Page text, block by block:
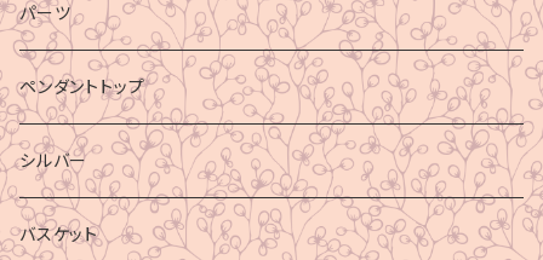
パーツ
ペンダントトップ
シルバー
バスケット